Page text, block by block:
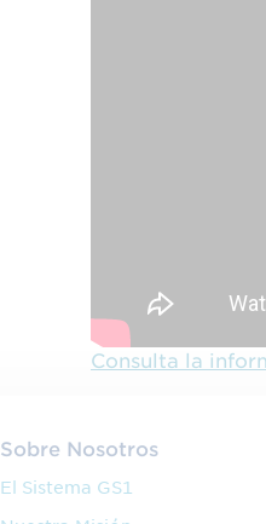
Consulta la
Sobre Nosotros
El Sistema GS1